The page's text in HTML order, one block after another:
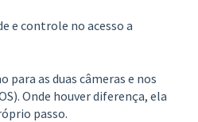
e controle no acesso a
para as duas câmeras e nos
Onde houver diferença, ela
passo.